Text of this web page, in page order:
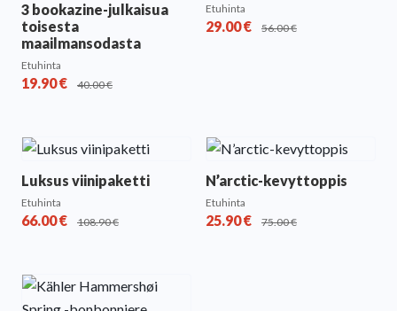
3 bookazine-julkaisua
toisesta
maailmansodasta
Etuhinta
19.90€ 40.00€
Etuhinta
29.00€ 56.00€
Luksus viinipaketti
Etuhinta
66.00€ 108.90€
N’arctic-kevyttoppis
Etuhinta
25.90€ 75.00€